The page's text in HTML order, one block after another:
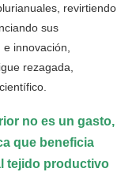
revirtiendo
sus
innovación,
rezagada,
no es un gasto,
que beneficia
tejido productivo